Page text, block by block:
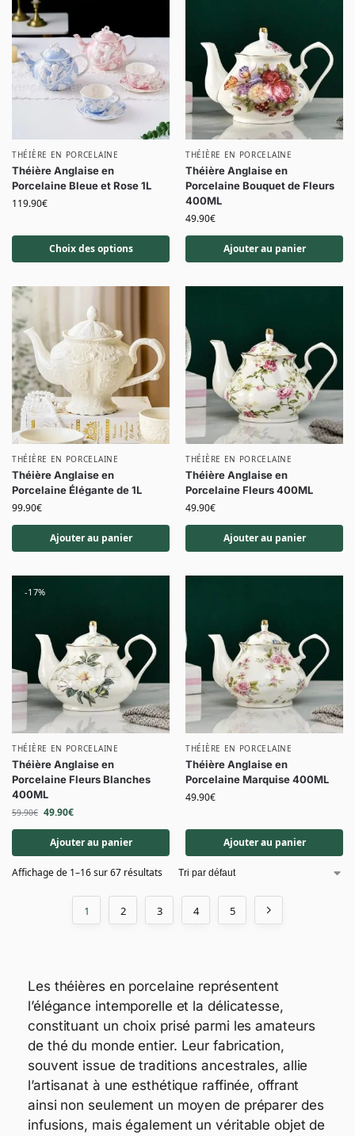
THÉIÈRE EN PORCELAINE
Théière Anglaise en
Porcelaine Bleue et Rose 1L
119.90€
Choix des options
THÉIÈRE EN PORCELAINE
Théière Anglaise en
Porcelaine Bouquet de Fleurs
400ML
49.90€
Ajouter au panier
THÉIÈRE EN PORCELAINE
Théière Anglaise en
Porcelaine Élégante de 1L
99.90€
Ajouter au panier
THÉIÈRE EN PORCELAINE
Théière Anglaise en
Porcelaine Fleurs 400ML
49.90€
Ajouter au panier
-17%
THÉIÈRE EN PORCELAINE
Théière Anglaise en
Porcelaine Fleurs Blanches
400ML
59.90€ 49.90€
Ajouter au panier
THÉIÈRE EN PORCELAINE
Théière Anglaise en
Porcelaine Marquise 400ML
49.90€
Ajouter au panier
Affichage de 1–16 sur 67 résultats
1 2 3 4 5
Les théières en porcelaine représentent
l’élégance intemporelle et la délicatesse,
constituant un choix prisé parmi les amateurs
de thé du monde entier. Leur fabrication,
souvent issue de traditions ancestrales, allie
l’artisanat à une esthétique raffinée, offrant
ainsi non seulement un moyen de préparer des
infusions, mais également un véritable objet de